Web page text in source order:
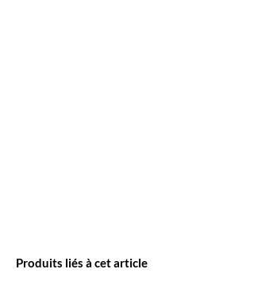
Produits liés à cet article